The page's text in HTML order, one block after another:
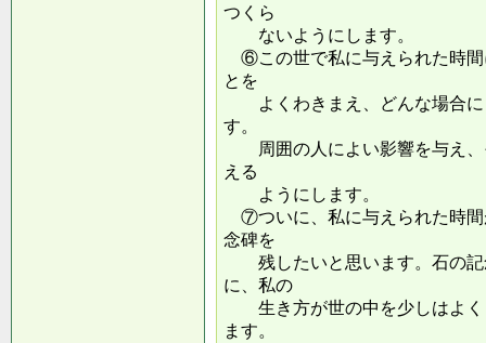
つくら
ないようにします。
⑥この世で私に与えられた時間
とを
よくわきまえ、どんな場合に
す。
周囲の人によい影響を与え、
える
ようにします。
⑦ついに、私に与えられた時間
念碑を
残したいと思います。石の記
に、私の
生き方が世の中を少しはよく
ます。